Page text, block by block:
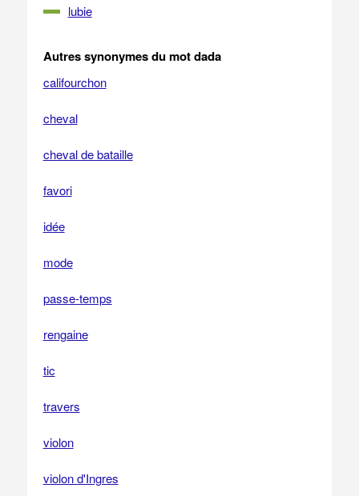
lubie
Autres synonymes du mot dada
califourchon
cheval
cheval de bataille
favori
idée
mode
passe-temps
rengaine
tic
travers
violon
violon d'Ingres